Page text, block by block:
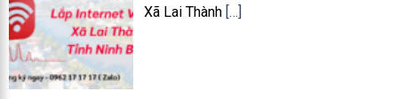
Xã Lai Thành […]